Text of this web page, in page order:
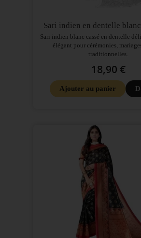
Sari indien en dentelle blanc
Sari indien blanc cassé en dentelle
élégant pour cérémonies,
traditionnelles.
18,90 €
Ajouter au panier